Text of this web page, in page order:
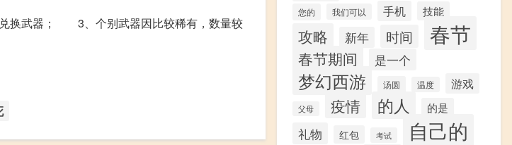
换武器； 3、个别武器因比较稀有，数量较
您的 我们可以 手机 技能
攻略 新年 时间 春节
春节期间 是一个
梦幻西游 汤圆 温度 游戏
父母 疫情 的人 的是
礼物 红包 考试 自己的